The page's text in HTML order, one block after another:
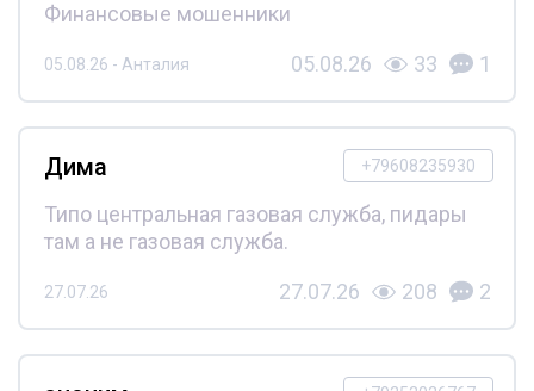
Финансовые мошенники
05.08.26 - Анталия 05.08.26 33 1
+79608235930
Дима
Типо центральная газовая служба, пидары
там а не газовая служба.
27.07.26 27.07.26 208 2